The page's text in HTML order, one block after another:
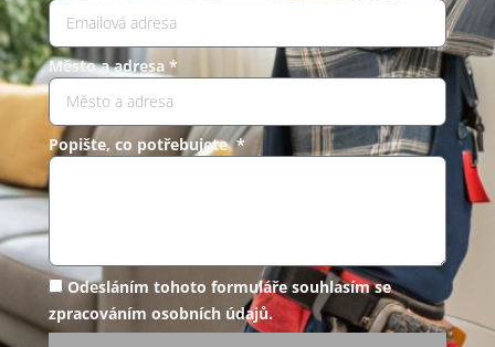
Město a adresa *
Popište, co potřebujete *
Odesláním tohoto formuláře souhlasím se
zpracováním osobních údajů.